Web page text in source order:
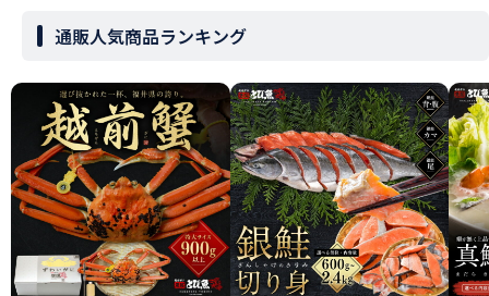
通販人気商品ランキング